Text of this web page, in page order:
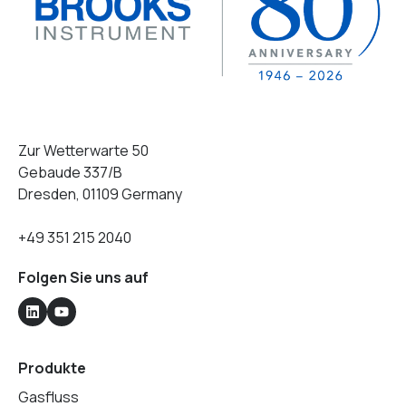
Zur Wetterwarte 50
Gebaude 337/B
Dresden, 01109 Germany
+49 351 215 2040
Folgen Sie uns auf
Produkte
Gasfluss